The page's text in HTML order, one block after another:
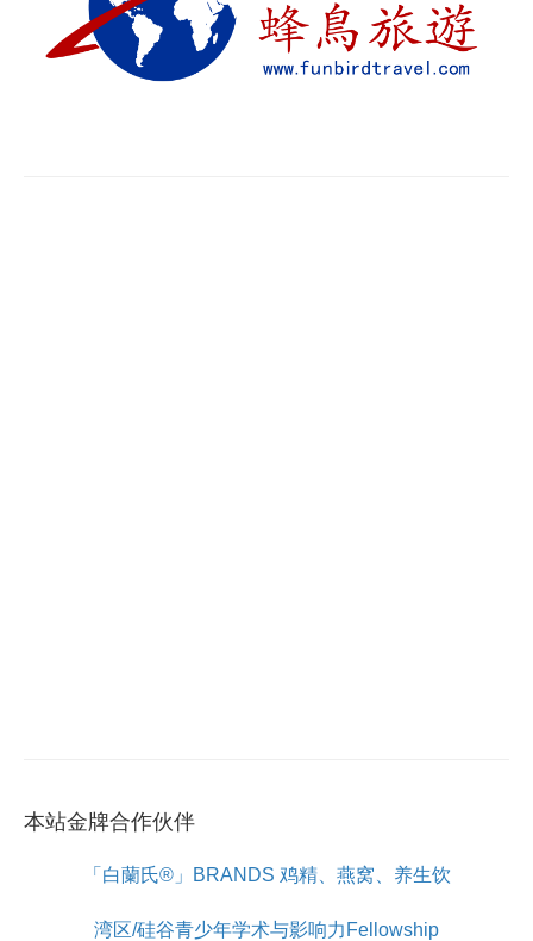
本站金牌合作伙伴
「白蘭氏®」BRANDS 鸡精、燕窝、养生饮
湾区/硅谷青少年学术与影响力Fellowship